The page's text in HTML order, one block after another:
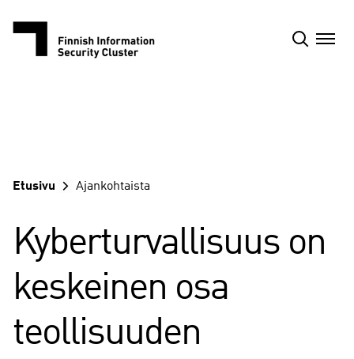
Etusivu Ajankohtaista
Kyberturvallisuus on
keskeinen osa
teollisuuden